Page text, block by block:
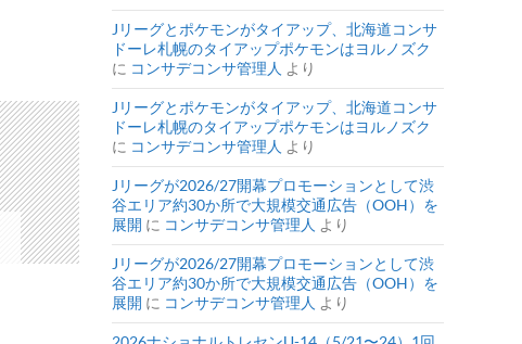
Jリーグとポケモンがタイアップ、北海道コンサ
ドーレ札幌のタイアップポケモンはヨルノズク
に コンサデコンサ管理人 より
Jリーグとポケモンがタイアップ、北海道コンサ
ドーレ札幌のタイアップポケモンはヨルノズク
に コンサデコンサ管理人 より
Jリーグが2026/27開幕プロモーションとして渋
谷エリア約30か所で大規模交通広告（OOH）を
展開 に コンサデコンサ管理人 より
Jリーグが2026/27開幕プロモーションとして渋
谷エリア約30か所で大規模交通広告（OOH）を
展開 に コンサデコンサ管理人 より